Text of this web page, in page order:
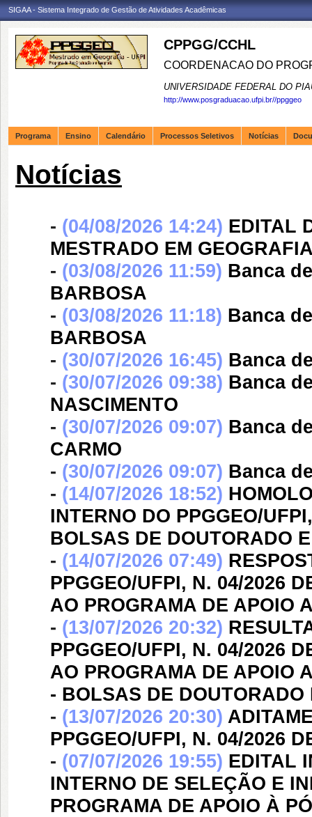
SIGAA - Sistema Integrado de Gestão de Atividades Acadêmicas
CPPGG/CCHL
COORDENACAO DO
UNIVERSIDADE FEDERAL DO
http://www.posgraduacao.ufpi.br//ppggeo
Programa Ensino Calendário Processos Seletivos Notícias
Notícias
- (04/08/2026 14:24) EDITAL
MESTRADO EM
- (03/08/2026 11:59) Banca
BARBOSA
- (03/08/2026 11:18) Banca
BARBOSA
- (30/07/2026 16:45) Banca
- (30/07/2026 09:38) Banca
NASCIMENTO
- (30/07/2026 09:07) Banca
CARMO
- (30/07/2026 09:07) Banca
- (14/07/2026 18:52)
INTERNO DO PPGGEO/
BOLSAS DE DOUTORADO
- (14/07/2026 07:49)
PPGGEO/UFPI, N. 04/2026
AO PROGRAMA DE APOIO
- (13/07/2026 20:32)
PPGGEO/UFPI, N. 04/2026
AO PROGRAMA DE APOIO
- BOLSAS DE
- (13/07/2026 20:30)
PPGGEO/UFPI, N. 04/2026
- (07/07/2026 19:55) EDITAL
INTERNO DE SELEÇÃO E
PROGRAMA DE APOIO À